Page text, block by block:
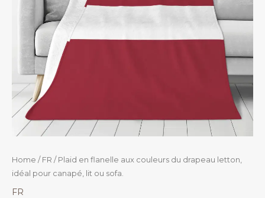
Home / FR / Plaid en flanelle aux couleurs du drapeau letton,
idéal pour canapé, lit ou sofa.
FR